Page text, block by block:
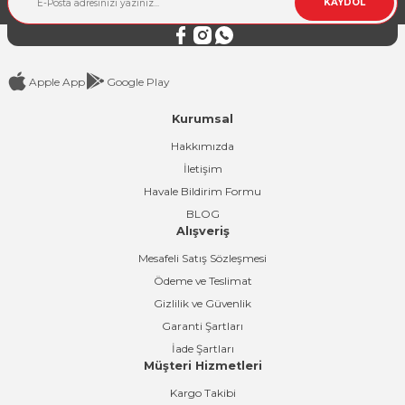
KAYDOL
Apple App Google Play
Kurumsal
Hakkımızda
İletişim
Havale Bildirim Formu
BLOG
Alışveriş
Mesafeli Satış Sözleşmesi
Ödeme ve Teslimat
Gizlilik ve Güvenlik
Garanti Şartları
İade Şartları
Müşteri Hizmetleri
Kargo Takibi